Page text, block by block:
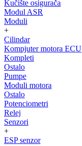
Kučište osigurača
Modul ASR
Moduli
+
Cilindar
Kompjuter motora ECU
Kompleti
Ostalo
Pumpe
Moduli motora
Ostalo
Potenciometri
Relej
Senzori
+
ESP senzor